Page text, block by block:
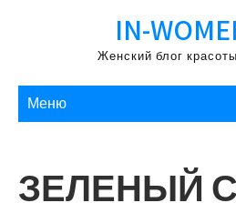
IN-
Женский блог
Меню
ЗЕЛЕНЫЙ